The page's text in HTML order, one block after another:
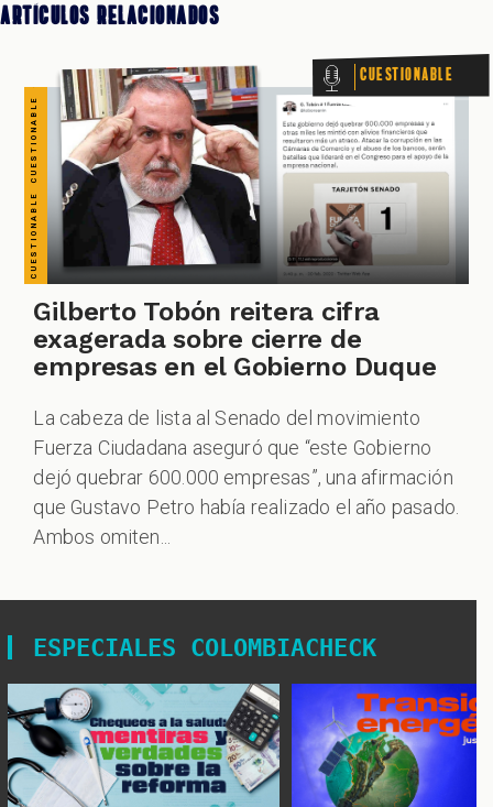
Artículos Relacionados
Cuestionable
Gilberto Tobón reitera cifra
exagerada sobre cierre de
empresas en el Gobierno Duque
La cabeza de lista al Senado del movimiento
Fuerza Ciudadana aseguró que “este Gobierno
dejó quebrar 600.000 empresas”, una afirmación
que Gustavo Petro había realizado el año pasado.
Ambos omiten...
ESPECIALES COLOMBIACHECK